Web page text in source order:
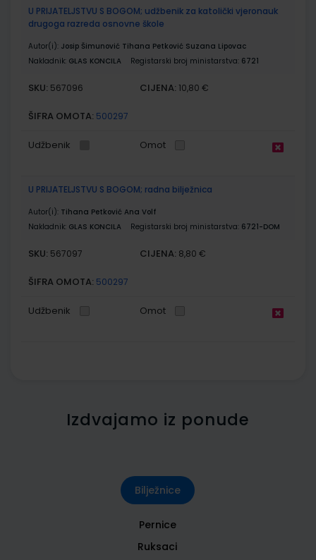
U PRIJATELJSTVU S BOGOM; udžbenik za katolički vjeronauk
drugoga razreda osnovne škole
Autor(i): Josip Šimunović Tihana Petković Suzana Lipovac
Nakladnik: GLAS KONCILA Registarski broj ministarstva: 6721
SKU: 567096 CIJENA: 10,80 €
ŠIFRA OMOTA: 500297
Udžbenik Omot
U PRIJATELJSTVU S BOGOM; radna bilježnica
Autor(i): Tihana Petković Ana Volf
Nakladnik: GLAS KONCILA Registarski broj ministarstva: 6721-DOM
SKU: 567097 CIJENA: 8,80 €
ŠIFRA OMOTA: 500297
Udžbenik Omot
Izdvajamo iz ponude
Bilježnice
Pernice
Ruksaci